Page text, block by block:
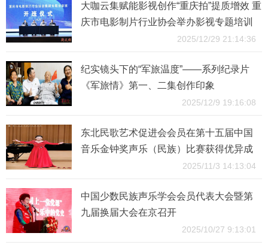
大咖云集赋能影视创作“重庆拍”提质增效 重
庆市电影制片行业协会举办影视专题培训
2025/12/29 21:14:36
纪实镜头下的“军旅温度”——系列纪录片
《军旅情》第一、二集创作印象
2025/12/9 19:16:08
东北民歌艺术促进会会员在第十五届中国
音乐金钟奖声乐（民族）比赛获得优异成
2025/11/3 14:13:04
中国少数民族声乐学会会员代表大会暨第
九届换届大会在京召开
2025/10/27 9:13:01